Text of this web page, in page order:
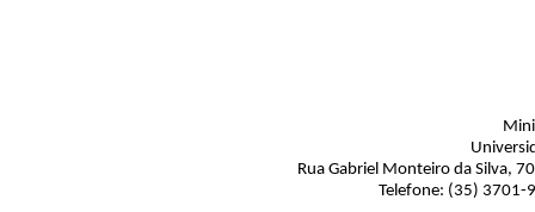
Rua Gabriel Monteiro da Silva,
Telefone: (35)